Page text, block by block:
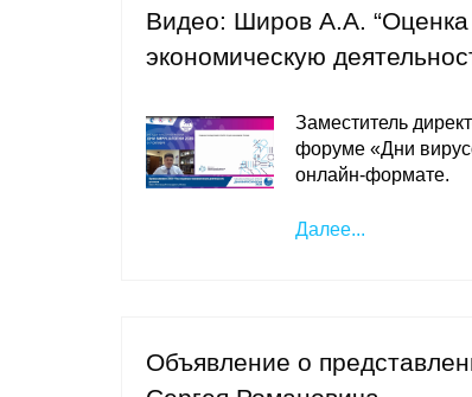
Видео: Широв А.А. “Оценка
экономическую
Заместитель
форуме «Дни
онлайн-формате.
Далее...
Объявление о